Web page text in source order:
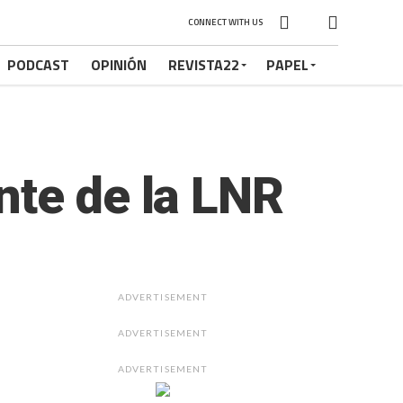
CONNECT WITH US
PODCAST OPINIÓN REVISTA22 PAPEL
de la LNR
ADVERTISEMENT
ADVERTISEMENT
ADVERTISEMENT